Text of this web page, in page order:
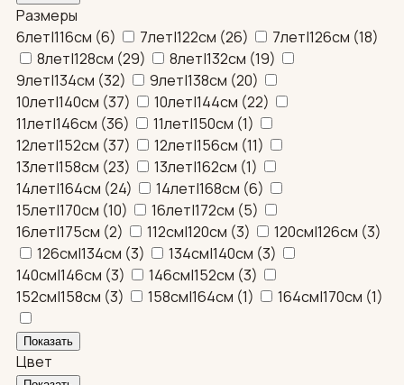
Размеры
6лет|116см (6) 7лет|122см (26) 7лет|126см (18)
8лет|128см (29) 8лет|132см (19)
9лет|134см (32) 9лет|138см (20)
10лет|140см (37) 10лет|144см (22)
11лет|146см (36) 11лет|150см (1)
12лет|152см (37) 12лет|156см (11)
13лет|158см (23) 13лет|162см (1)
14лет|164см (24) 14лет|168см (6)
15лет|170см (10) 16лет|172см (5)
16лет|175см (2) 112см|120см (3) 120см|126см (3)
126см|134см (3) 134см|140см (3)
140см|146см (3) 146см|152см (3)
152см|158см (3) 158см|164см (1) 164см|170см (1)
Цвет